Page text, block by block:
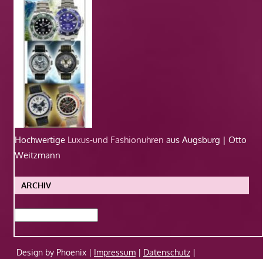
Hochwertige Luxus-und Fashionuhren aus Augsburg | Otto
Weitzmann
ARCHIV
Design by Phoenix | Impressum | Datenschutz |